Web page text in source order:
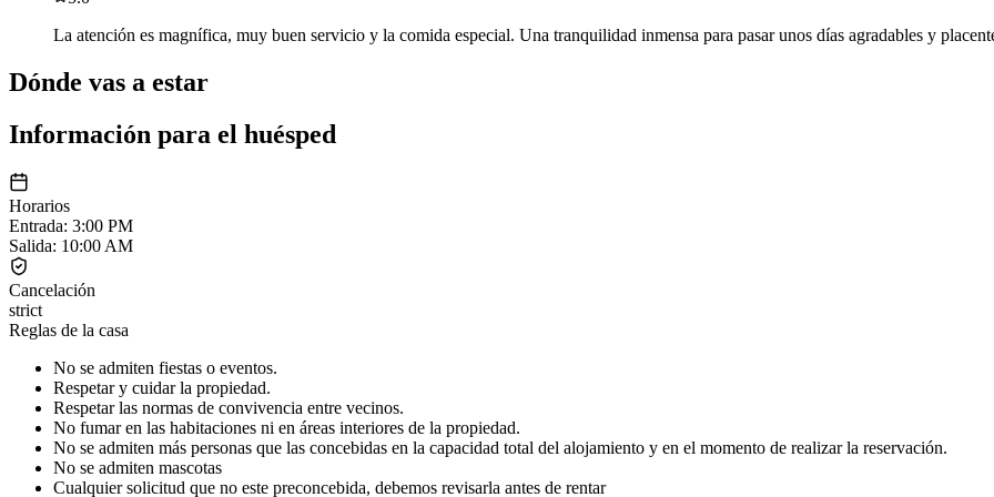
La atención es magnífica, muy buen servicio y la comida especial. Una tranquilidad inmensa para pasar unos días agradables y
Dónde vas a estar
Información para el huésped
Horarios
Entrada: 3:00 PM
Salida: 10:00 AM
Cancelación
strict
Reglas de la casa
No se admiten fiestas o eventos.
Respetar y cuidar la propiedad.
Respetar las normas de convivencia entre vecinos.
No fumar en las habitaciones ni en áreas interiores de la propiedad.
No se admiten más personas que las concebidas en la capacidad total del alojamiento y en el momento de realizar la reservación.
No se admiten mascotas
Cualquier solicitud que no este preconcebida, debemos revisarla antes de rentar